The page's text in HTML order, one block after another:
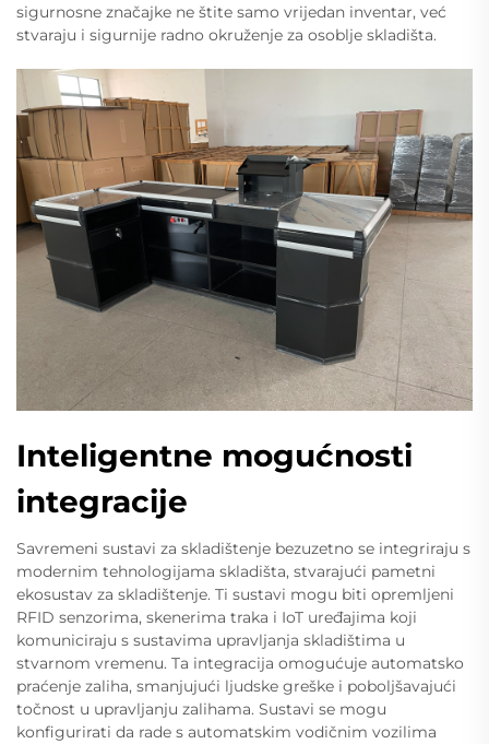
sigurnosne značajke ne štite samo vrijedan inventar, već
stvaraju i sigurnije radno okruženje za osoblje skladišta.
Inteligentne mogućnosti
integracije
Savremeni sustavi za skladištenje bezuzetno se integriraju s
modernim tehnologijama skladišta, stvarajući pametni
ekosustav za skladištenje. Ti sustavi mogu biti opremljeni
RFID senzorima, skenerima traka i IoT uređajima koji
komuniciraju s sustavima upravljanja skladištima u
stvarnom vremenu. Ta integracija omogućuje automatsko
praćenje zaliha, smanjujući ljudske greške i poboljšavajući
točnost u upravljanju zalihama. Sustavi se mogu
konfigurirati da rade s automatskim vodičnim vozilima